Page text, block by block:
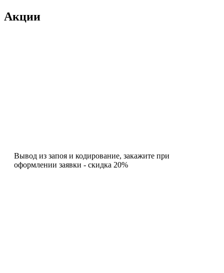
Акции
Вывод из запоя и кодирование, закажите при
оформлении заявки - скидка 20%